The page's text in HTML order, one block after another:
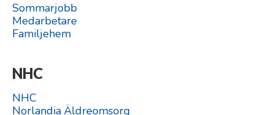
Sommarjobb
Medarbetare
Familjehem
NHC
NHC
Norlandia Äldreomsorg